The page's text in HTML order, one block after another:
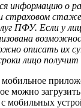
информацию о
страховом
ПФУ. Если у
описать их
лицо
можно
мобильных